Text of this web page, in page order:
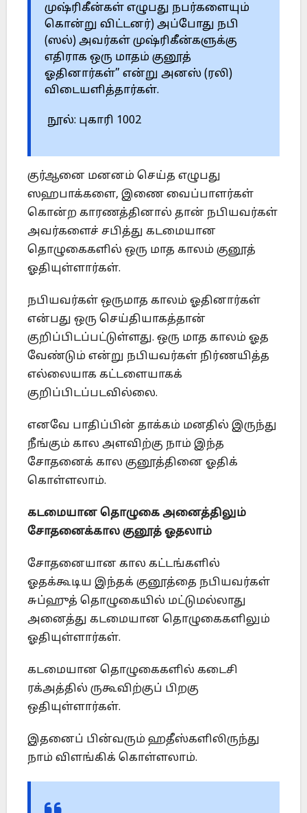
முஷ்ரிகீன்கள் எழுபது நபர்களையும்
கொன்று விட்டனர்) அப்போது நபி
(ஸல்) அவர்கள் முஷ்ரிகீன்களுக்கு
எதிராக ஒரு மாதம் குனூத்
ஓதினார்கள்” என்று அனஸ் (ரலி)
விடையளித்தார்கள்.
நூல்: புகாரி 1002
குர்ஆனை மனனம் செய்த எழுபது
ஸஹபாக்களை, இணை வைப்பாளர்கள்
கொன்ற காரணத்தினால் தான் நபியவர்கள்
அவர்களைச் சபித்து கடமையான
தொழுகைகளில் ஒரு மாத காலம் குனூத்
ஓதியுள்ளார்கள்.
நபியவர்கள் ஒருமாத காலம் ஓதினார்கள்
என்பது ஒரு செய்தியாகத்தான்
குறிப்பிடப்பட்டுள்ளது. ஒரு மாத காலம் ஓத
வேண்டும் என்று நபியவர்கள் நிர்ணயித்த
எல்லையாக கட்டளையாகக்
குறிப்பிடப்படவில்லை.
எனவே பாதிப்பின் தாக்கம் மனதில் இருந்து
நீங்கும் கால அளவிற்கு நாம் இந்த
சோதனைக் கால குனூத்தினை ஓதிக்
கொள்ளலாம்.
கடமையான தொழுகை அனைத்திலும்
சோதனைக்கால குனூத் ஓதலாம்
சோதனையான கால கட்டங்களில்
ஓதக்கூடிய இந்தக் குனூத்தை நபியவர்கள்
சுப்ஹுத் தொழுகையில் மட்டுமல்லாது
அனைத்து கடமையான தொழுகைகளிலும்
ஓதியுள்ளார்கள்.
கடமையான தொழுகைகளில் கடைசி
ரக்அத்தில் ருகூவிற்குப் பிறகு
ஒதியுள்ளார்கள்.
இதனைப் பின்வரும் ஹதீஸ்களிலிருந்து
நாம் விளங்கிக் கொள்ளலாம்.